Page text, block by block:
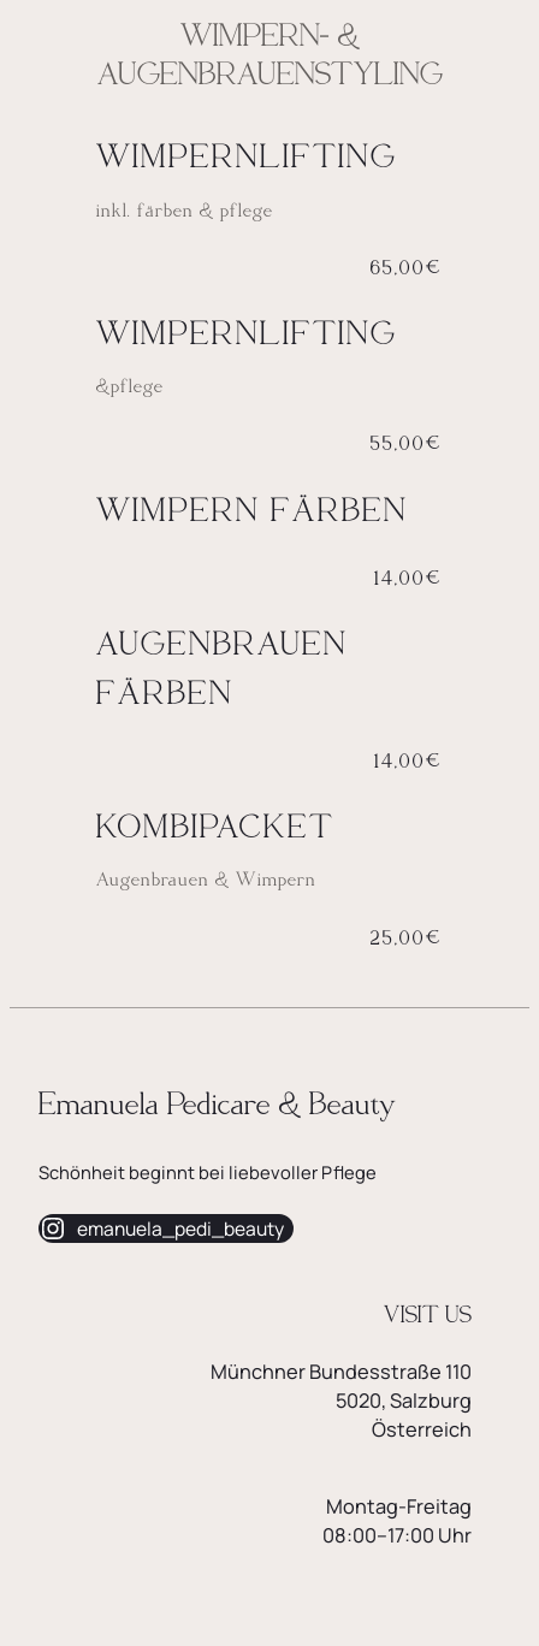
WIMPERN- &
AUGENBRAUENSTYLING
WIMPERNLIFTING
inkl. färben & pflege
65,00€
WIMPERNLIFTING
&pflege
55,00€
WIMPERN FÄRBEN
14,00€
AUGENBRAUEN
FÄRBEN
14,00€
KOMBIPACKET
Augenbrauen & Wimpern
25,00€
Emanuela Pedicare & Beauty
Schönheit beginnt bei liebevoller Pflege
emanuela_pedi_beauty
VISIT US
Münchner Bundesstraße 110
5020, Salzburg
Österreich
Montag-Freitag
08:00–17:00 Uhr